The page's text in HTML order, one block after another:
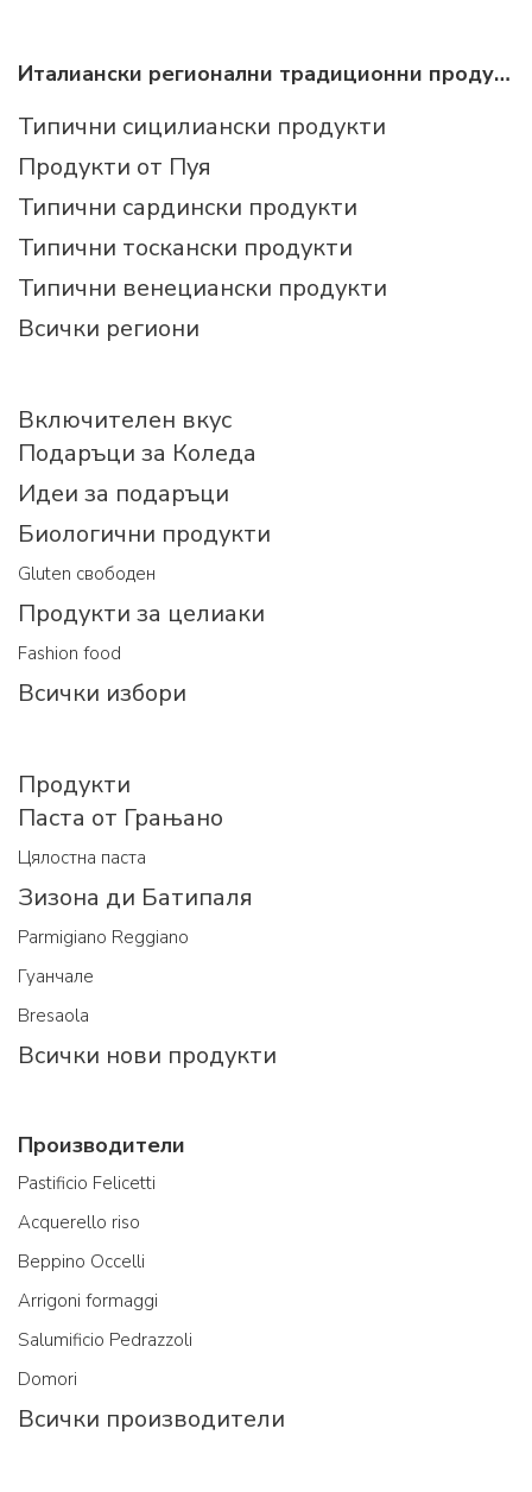
Италиански регионални традиционни продукти
Типични сицилиански продукти
Продукти от Пуя
Типични сардински продукти
Типични тоскански продукти
Типични венециански продукти
Всички региони
Включителен вкус
Подаръци за Коледа
Идеи за подаръци
Биологични продукти
Gluten свободен
Продукти за целиаки
Fashion food
Всички избори
Продукти
Паста от Грањано
Цялостна паста
Зизона ди Батипаля
Parmigiano Reggiano
Гуанчале
Bresaola
Всички нови продукти
Производители
Pastificio Felicetti
Acquerello riso
Beppino Occelli
Arrigoni formaggi
Salumificio Pedrazzoli
Domori
Всички производители